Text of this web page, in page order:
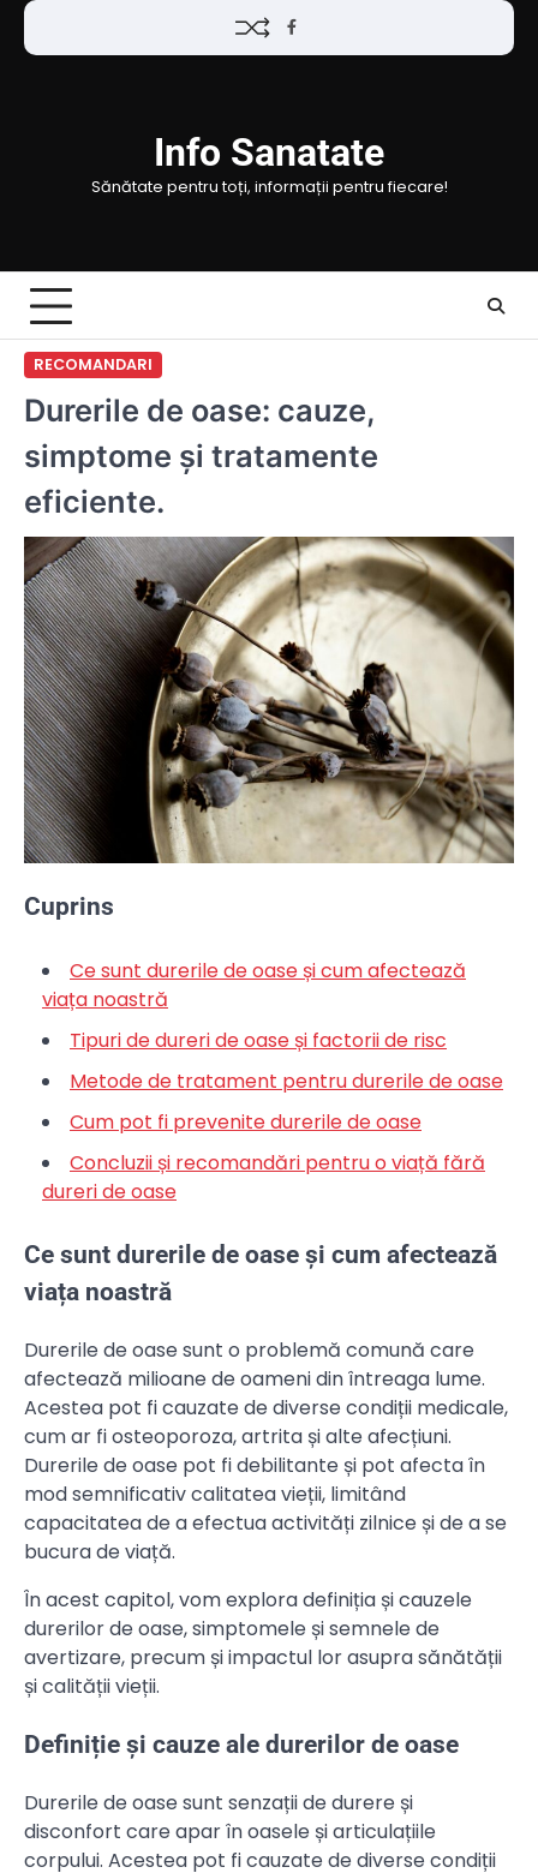
Skip
Facebook
Info Sanatate
Sănătate pentru toți, informații pentru fiecare!
RECOMANDARI
Durerile de oase: cauze,
simptome și tratamente
eficiente.
Cuprins
Ce sunt durerile de oase și cum afectează
viața noastră
Tipuri de dureri de oase și factorii de risc
Metode de tratament pentru durerile de oase
Cum pot fi prevenite durerile de oase
Concluzii și recomandări pentru o viață fără
dureri de oase
Ce sunt durerile de oase și cum afectează
viața noastră
Durerile de oase sunt o problemă comună care
afectează milioane de oameni din întreaga lume.
Acestea pot fi cauzate de diverse condiții medicale,
cum ar fi osteoporoza, artrita și alte afecțiuni.
Durerile de oase pot fi debilitante și pot afecta în
mod semnificativ calitatea vieții, limitând
capacitatea de a efectua activități zilnice și de a se
bucura de viață.
În acest capitol, vom explora definiția și cauzele
durerilor de oase, simptomele și semnele de
avertizare, precum și impactul lor asupra sănătății
și calității vieții.
Definiție și cauze ale durerilor de oase
Durerile de oase sunt senzații de durere și
disconfort care apar în oasele și articulațiile
corpului. Acestea pot fi cauzate de diverse condiții